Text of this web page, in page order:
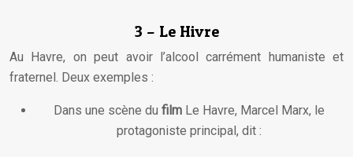
3 – Le Hivre
Au Havre, on peut avoir l’alcool carrément humaniste et
fraternel. Deux exemples :
Dans une scène du film Le Havre, Marcel Marx, le
protagoniste principal, dit :